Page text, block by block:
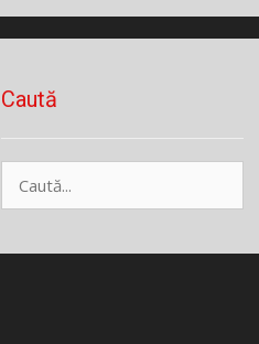
Caută
după: